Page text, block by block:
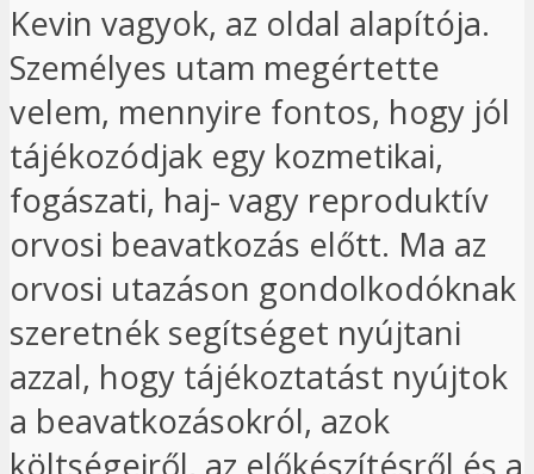
Kevin vagyok, az oldal alapítója.
Személyes utam megértette
velem, mennyire fontos, hogy jól
tájékozódjak egy kozmetikai,
fogászati, haj- vagy reproduktív
orvosi beavatkozás előtt. Ma az
orvosi utazáson gondolkodóknak
szeretnék segítséget nyújtani
azzal, hogy tájékoztatást nyújtok
a beavatkozásokról, azok